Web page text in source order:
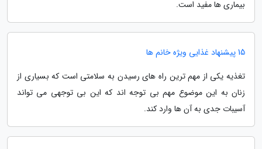
بیماری ها مفید است.
15 پیشنهاد غذایی ویژه خانم ها
تغذیه یکی از مهم ترین راه های رسیدن به سلامتی است که بسیاری از
زنان به این موضوع مهم بی توجه اند که این بی توجهی می تواند
آسیبات جدی به آن ها وارد کند.